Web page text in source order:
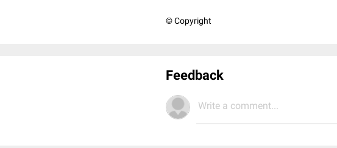
© Copyright
Feedback
Write a comment...